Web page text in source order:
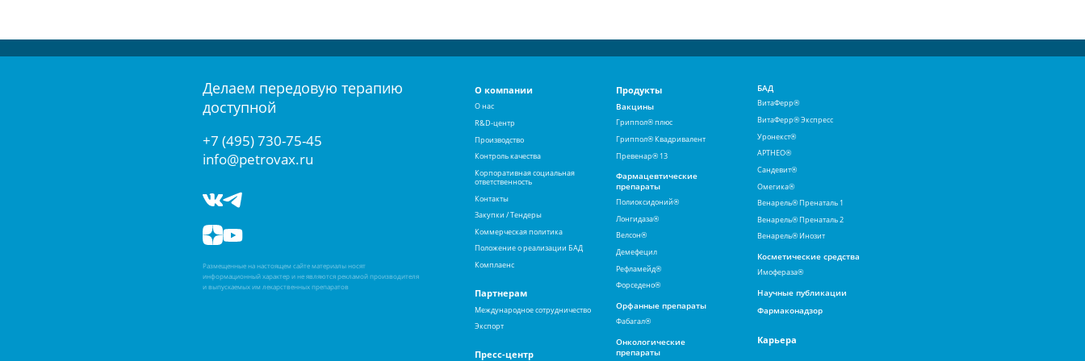
Делаем передовую терапию
доступной
+7 (495) 730-75-45
info@petrovax.ru
Размещенные на настоящем сайте материалы носят
информационный характер и не являются рекламой производителя
и выпускаемых им лекарственных препаратов
О компании
О нас
R&D-центр
Производство
Контроль качества
Корпоративная социальная
ответственность
Контакты
Закупки / Тендеры
Коммерческая политика
Положение о реализации БАД
Комплаенс
Партнерам
Международное сотрудничество
Экспорт
Пресс-центр
Продукты
Вакцины
Гриппол® плюс
Гриппол® Квадривалент
Превенар® 13
Фармацевтические
препараты
Полиоксидоний®
Лонгидаза®
Велсон®
Демефецил
Рефламейд®
Форседено®
Орфанные препараты
Фабагал®
Онкологические
препараты
БАД
ВитаФерр®
ВитаФерр® Экспресс
Уронекст®
АРТНЕО®
Сандевит®
Омегика®
Венарель® Пренаталь 1
Венарель® Пренаталь 2
Венарель® Инозит
Косметические средства
Имофераза®
Научные публикации
Фармаконадзор
Карьера